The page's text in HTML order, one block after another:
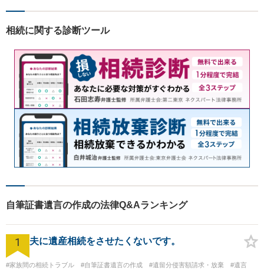
す。
相続に関する診断ツール
自筆証書遺言の作成の法律Q&Aランキング
1 夫に遺産相続をさせたくないです。
#家族間の相続トラブル #自筆証書遺言の作成 #遺留分侵害額請求・放棄
#遺言